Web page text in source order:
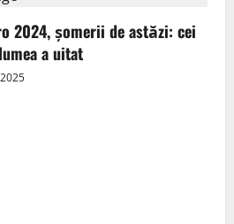
2024, șomerii de astăzi: cei
a uitat